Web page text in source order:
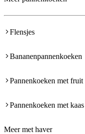
Flensjes
Bananenpannenkoeken
Pannenkoeken met fruit
Pannenkoeken met kaas
Meer met haver